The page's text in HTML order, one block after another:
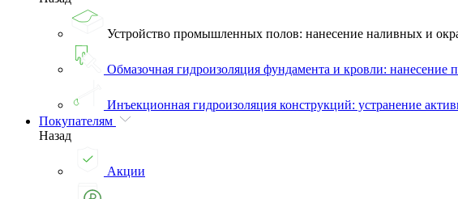
Устройство промышленных полов: нанесение наливных и
Обмазочная гидроизоляция фундамента и кровли: нанесение
Инъекционная гидроизоляция конструкций: устранение
Покупателям
Назад
Акции